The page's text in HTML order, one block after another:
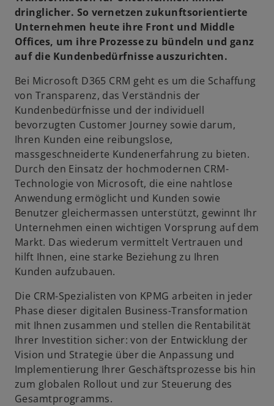
dringlicher. So vernetzen zukunftsorientierte
Unternehmen heute ihre Front und Middle
Offices, um ihre Prozesse zu bündeln und ganz
auf die Kundenbedürfnisse auszurichten.
Bei Microsoft D365 CRM geht es um die Schaffung
von Transparenz, das Verständnis der
Kundenbedürfnisse und der individuell
bevorzugten Customer Journey sowie darum,
Ihren Kunden eine reibungslose,
massgeschneiderte Kundenerfahrung zu bieten.
Durch den Einsatz der hochmodernen CRM-
Technologie von Microsoft, die eine nahtlose
Anwendung ermöglicht und Kunden sowie
Benutzer gleichermassen unterstützt, gewinnt Ihr
Unternehmen einen wichtigen Vorsprung auf dem
Markt. Das wiederum vermittelt Vertrauen und
hilft Ihnen, eine starke Beziehung zu Ihren
Kunden aufzubauen.
Die CRM-Spezialisten von KPMG arbeiten in jeder
Phase dieser digitalen Business-Transformation
mit Ihnen zusammen und stellen die Rentabilität
Ihrer Investition sicher: von der Entwicklung der
Vision und Strategie über die Anpassung und
Implementierung Ihrer Geschäftsprozesse bis hin
zum globalen Rollout und zur Steuerung des
Gesamtprogramms.